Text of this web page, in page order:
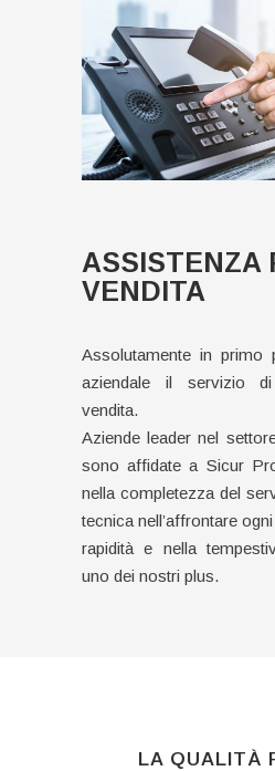
ASSISTENZA
VENDITA
Assolutamente in primo
aziendale il servizio
vendita.
Aziende leader nel
sono affidate a Sicur
nella completezza del
tecnica nell’affrontare
rapidità e nella
uno dei nostri plus.
LA QUALITÀ